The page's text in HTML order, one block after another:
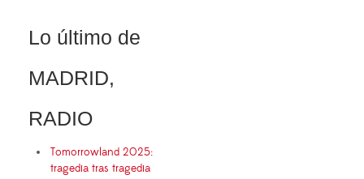
Lo último de
MADRID,
RADIO
Tomorrowland 2025:
tragedia tras tragedia